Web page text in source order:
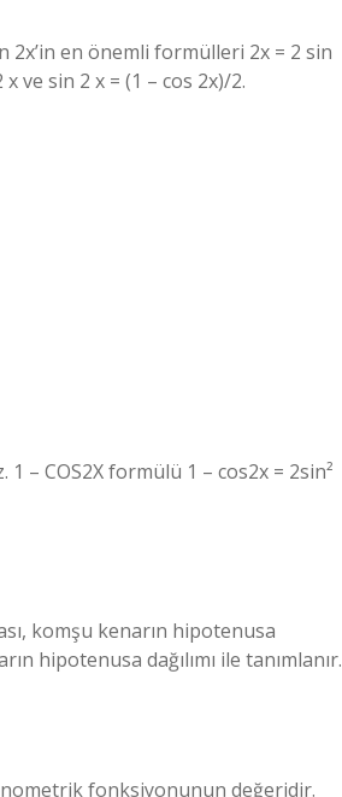
2x’in en önemli formülleri 2x = 2 sin
ve sin 2 x = (1 – cos 2x)/2.
– COS2X formülü 1 – cos2x = 2sin²
komşu kenarın hipotenusa
hipotenusa dağılımı ile tanımlanır.
fonksiyonunun değeridir.